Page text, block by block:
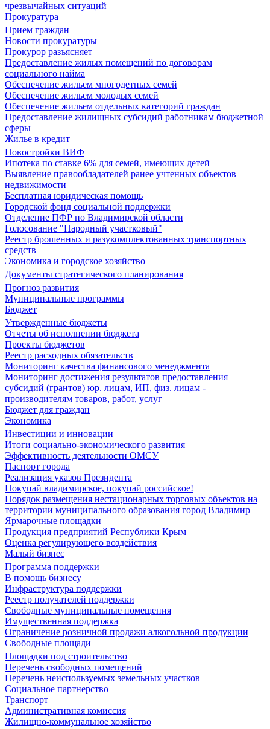
чрезвычайных ситуаций
Прокуратура
Прием граждан
Новости прокуратуры
Прокурор разъясняет
Предоставление жилых помещений по договорам
социального найма
Обеспечение жильем многодетных семей
Обеспечение жильем молодых семей
Обеспечение жильем отдельных категорий граждан
Предоставление жилищных субсидий работникам бюджетной
сферы
Жилье в кредит
Новостройки ВИФ
Ипотека по ставке 6% для семей, имеющих детей
Выявление правообладателей ранее учтенных объектов
недвижимости
Бесплатная юридическая помощь
Городской фонд социальной поддержки
Отделение ПФР по Владимирской области
Голосование "Народный участковый"
Реестр брошенных и разукомплектованных транспортных
средств
Экономика и городское хозяйство
Документы стратегического планирования
Прогноз развития
Муниципальные программы
Бюджет
Утвержденные бюджеты
Отчеты об исполнении бюджета
Проекты бюджетов
Реестр расходных обязательств
Мониторинг качества финансового менеджмента
Мониторинг достижения результатов предоставления
субсидий (грантов) юр. лицам, ИП, физ. лицам -
производителям товаров, работ, услуг
Бюджет для граждан
Экономика
Инвестиции и инновации
Итоги социально-экономического развития
Эффективность деятельности ОМСУ
Паспорт города
Реализация указов Президента
Покупай владимирское, покупай российское!
Порядок размещения нестационарных торговых объектов на
территории муниципального образования город Владимир
Ярмарочные площадки
Продукция предприятий Республики Крым
Оценка регулирующего воздействия
Малый бизнес
Программа поддержки
В помощь бизнесу
Инфраструктура поддержки
Реестр получателей поддержки
Свободные муниципальные помещения
Имущественная поддержка
Ограничение розничной продажи алкогольной продукции
Свободные площади
Площадки под строительство
Перечень свободных помещений
Перечень неиспользуемых земельных участков
Социальное партнерство
Транспорт
Административная комиссия
Жилищно-коммунальное хозяйство